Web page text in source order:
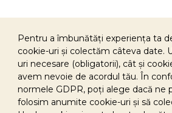
Pentru a îmbunătăți experiența ta
cookie-uri și colectăm câteva date.
uri necesare (obligatorii), cât și
avem nevoie de acordul tău. În
normele GDPR, poți alege dacă ne
folosim anumite cookie-uri și să
Sponsorizare